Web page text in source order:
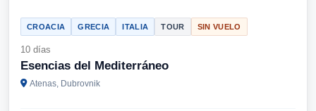
CROACIA GRECIA ITALIA TOUR SIN VUELO
10 días
Esencias del Mediterráneo
Atenas, Dubrovnik